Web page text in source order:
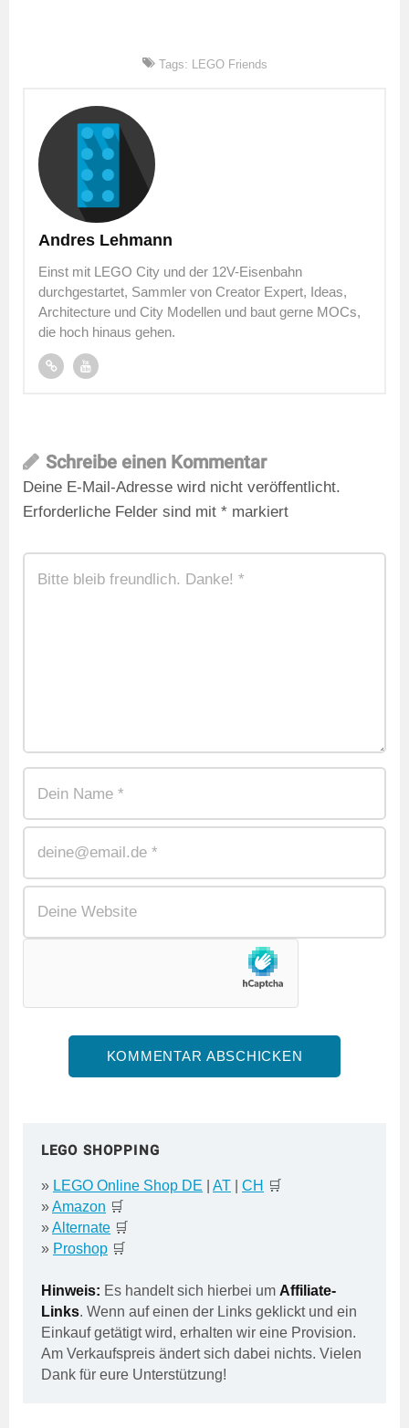
Tags: LEGO Friends
Andres Lehmann
Einst mit LEGO City und der 12V-Eisenbahn
durchgestartet, Sammler von Creator Expert, Ideas,
Architecture und City Modellen und baut gerne MOCs,
die hoch hinaus gehen.
Schreibe einen Kommentar
Deine E-Mail-Adresse wird nicht veröffentlicht.
Erforderliche Felder sind mit * markiert
LEGO SHOPPING
» LEGO Online Shop DE AT CH 🛒
»Amazon 🛒
»Alternate 🛒
» Proshop 🛒
Hinweis: Es handelt sich hierbei um Affiliate-
Links. Wenn auf einen der Links geklickt und ein
Einkauf getätigt wird, erhalten wir eine Provision.
Am Verkaufspreis ändert sich dabei nichts. Vielen
Dank für eure Unterstützung!